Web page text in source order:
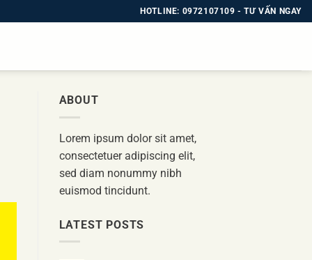
HOTLINE: 0972107109 - TƯ VẤN NGAY
ABOUT
Lorem ipsum dolor sit amet,
consectetuer adipiscing elit,
sed diam nonummy nibh
euismod tincidunt.
LATEST POSTS